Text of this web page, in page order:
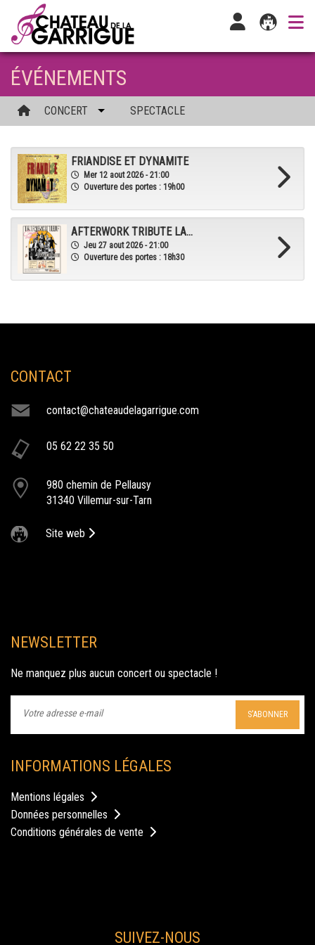
ÉVÉNEMENTS
CONCERT SPECTACLE
FRIANDISE ET DYNAMITE
Mer 12 aout 2026 - 21:00
Ouverture des portes : 19h00
AFTERWORK TRIBUTE LA...
Jeu 27 aout 2026 - 21:00
Ouverture des portes : 18h30
humour au chateau
Le Château de la Garrigue accueille des spectacles humoristique
communion au chateau
Le Château de la Garrigue s’adapte à tous vos évènements :
Mitzvah...
2ème édition de Cirque en Fête 2022, au Château de la Garrigue
CONTACT
contact@chateaudelagarrigue.com
05 62 22 35 50
980 chemin de Pellausy
31340 Villemur-sur-Tarn
Site web
NEWSLETTER
Ne manquez plus aucun concert ou spectacle !
S'ABONNER
INFORMATIONS LÉGALES
Mentions légales
Données personnelles
Conditions générales de vente
SUIVEZ-NOUS